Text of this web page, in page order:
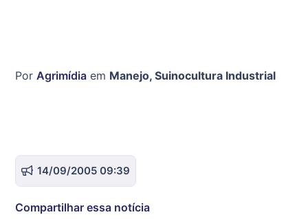
Por Agrimídia em Manejo, Suinocultura Industrial
14/09/2005 09:39
Compartilhar essa notícia